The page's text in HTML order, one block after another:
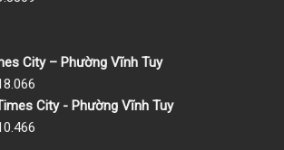
City – Phường Vĩnh Tuy
City - Phường Vĩnh Tuy